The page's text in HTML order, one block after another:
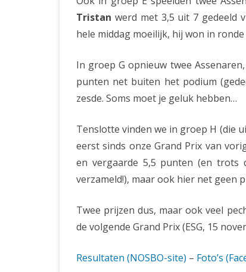
Tristan werd met 3,5 uit 7 gedeeld
hele middag moeilijk, hij won in
In groep G opnieuw twee
punten net buiten het podium
zesde. Soms moet je geluk hebben…
Tenslotte vinden we in groep H (die
eerst sinds onze Grand Prix van
en vergaarde 5,5 punten (en trots
verzameld!), maar ook hier net geen
Twee prijzen dus, maar ook veel
de volgende Grand Prix (ESG, 15
Resultaten (NOSBO-site) – Foto’s